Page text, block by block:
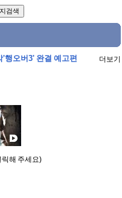
'행오버3' 완결 예고편 더보기
릭해 주세요)